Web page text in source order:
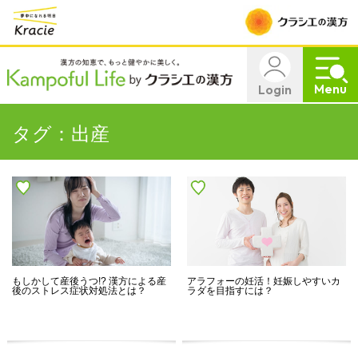
Login Menu
タグ：出産
もしかして産後うつ!? 漢方による産
後のストレス症状対処法とは？
アラフォーの妊活！妊娠しやすいカ
ラダを目指すには？